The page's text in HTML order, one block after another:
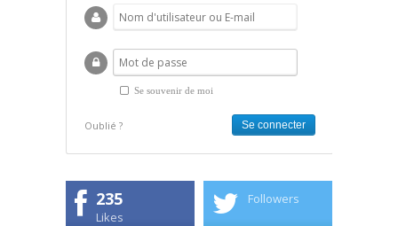
Se souvenir de moi
Oublié ?
235
Likes
Followers